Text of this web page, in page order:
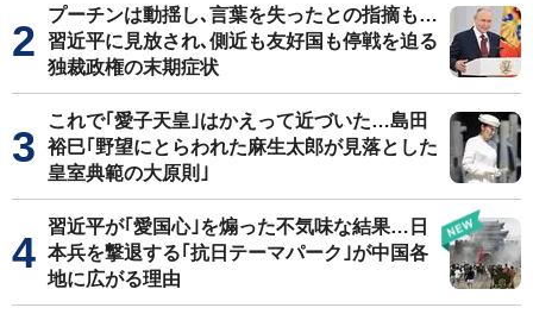
プーチンは動揺し､言葉を失ったとの指摘も…
習近平に見放され､側近も友好国も停戦を迫る
独裁政権の末期症状
これで｢愛子天皇｣はかえって近づいた…島田
裕巳｢野望にとらわれた麻生太郎が見落とした
皇室典範の大原則｣
習近平が｢愛国心｣を煽った不気味な結果…日
本兵を撃退する｢抗日テーマパーク｣が中国各
地に広がる理由